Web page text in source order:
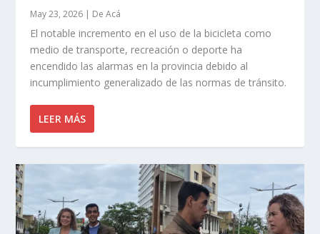
May 23, 2026 | De Acá
El notable incremento en el uso de la bicicleta como
medio de transporte, recreación o deporte ha
encendido las alarmas en la provincia debido al
incumplimiento generalizado de las normas de tránsito.
LEER MÁS